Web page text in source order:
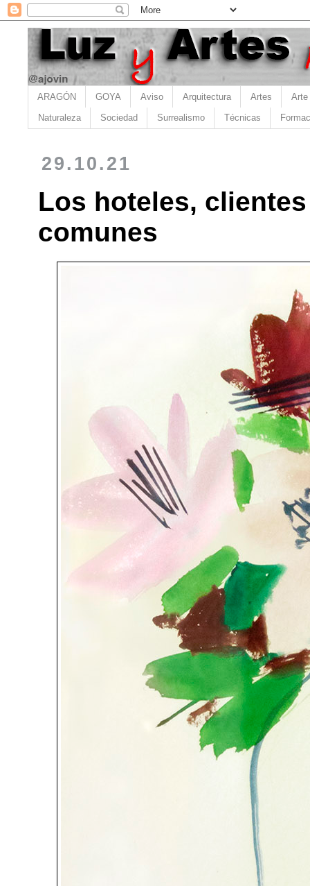
ARAGÓN GOYA Aviso Arquitectura Artes Arte
Naturaleza Sociedad Surrealismo Técnicas
29.10.21
Los hoteles,
comunes